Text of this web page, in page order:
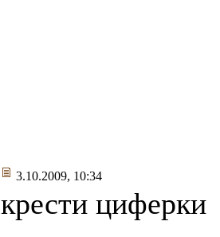
3.10.2009, 10:34
крести циферки